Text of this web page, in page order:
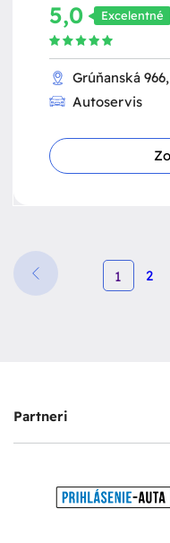
5,0 Excelentné
Grúňanská
Autoservis
1 2
Partneri